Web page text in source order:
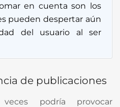
en cuenta son los
pueden despertar aún
del usuario al ser
de publicaciones
veces podría provocar